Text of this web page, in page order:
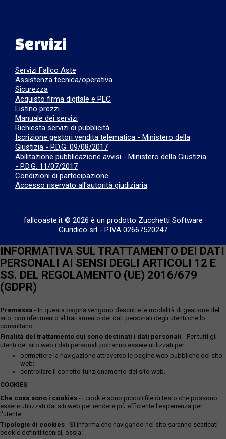
Servizi
Servizi Fallco Aste
Assistenza tecnica/operativa
Sicurezza
Acquisto firma digitale e PEC
Listino prezzi
Manuale dei servizi
Richiesta servizi di pubblicità
Iscrizione gestori vendita telematica - Ministero della
Giustizia - P.D.G. 09/08/2017
Abilitazione pubblicazione avvisi - Ministero della Giustizia
- P.D.G. 11/07/2017
Condizioni di partecipazione
Accesso riservato all'autorità giudiziaria
fallcoaste.it © 2026 è un prodotto Zucchetti Software
Giuridico srl - P.IVA 02667520247
INFORMATIVA SUL TRATTAMENTO DEI DATI
PERSONALI AI SENSI DEGLI ARTICOLI 12 E
SS. DEL REGOLAMENTO (UE) 2016/679
(GDPR)
Premessa - In questa pagina vengono descritte le modalità di gestione del
sito, con riferimento al trattamento dei dati personali degli utenti che lo
consultano.
Finalità del trattamento cui sono destinati i dati personali - Per tutti gli
utenti del sito web i dati personali potranno essere utilizzati per:
permettere la navigazione attraverso le pagine web pubbliche del sito
web;
controllare il corretto funzionamento del sito web.
COOKIES
Che cosa sono i cookies - I cookie sono piccoli file di testo che possono
essere utilizzati dai siti web per rendere più efficiente l'esperienza per
l'utente.
Tipologie di cookies - Si informa che navigando nel sito saranno scaricati
cookie definiti tecnici, ossia: